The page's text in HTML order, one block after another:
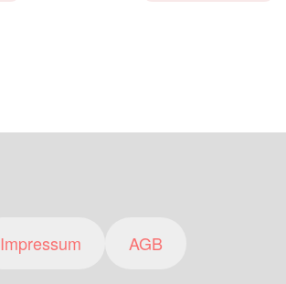
Impressum AGB